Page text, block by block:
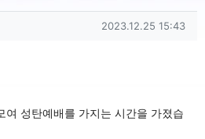
작성일
2023.12.25 15:43
여 성탄예배를 가지는 시간을 가졌습